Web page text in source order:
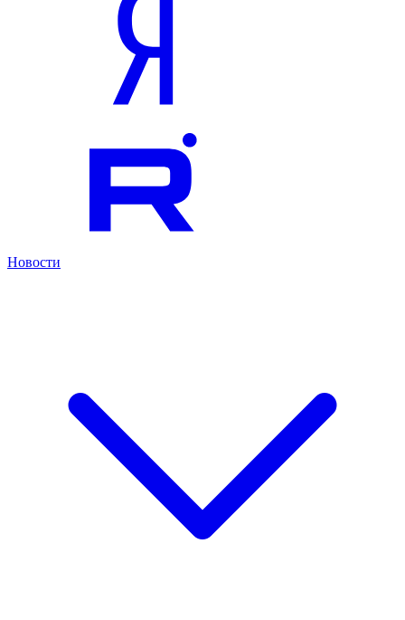
Новости